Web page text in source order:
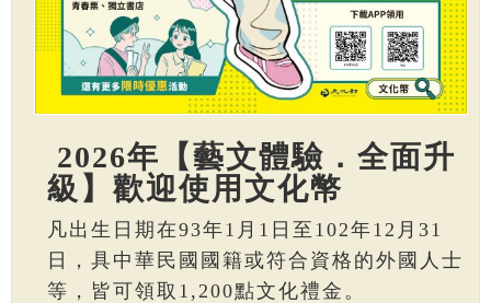
2026年【藝文體驗．全面升
級】歡迎使用文化幣
凡出生日期在93年1月1日至102年12月31
日，具中華民國國籍或符合資格的外國人士
等，皆可領取1,200點文化禮金。